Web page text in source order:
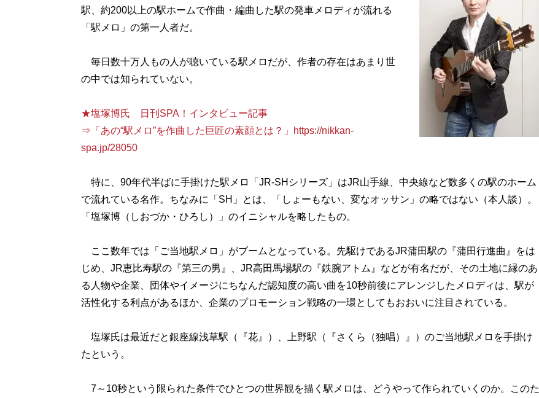
駅、約200以上の駅ホームで作曲・編曲した駅の発車メロディが流れる
「駅メロ」の第一人者だ。
毎日数十万人もの人が聴いている駅メロだが、作者の存在はあまり世
の中では知られていない。
★塩塚博氏 日刊SPA！インタビュー記事
⇒「あの“駅メロ”を作曲した巨匠の素顔とは？」https://nikkan-
spa.jp/28050
特に、90年代半ばに手掛けた駅メロ「JR-SHシリーズ」はJR山手線、中央線など数多くの駅のホーム
で流れている名作。ちなみに「SH」とは、「しょーもない、変なオッサン」の略ではない（本人談）。
「塩塚博（しおづか・ひろし）」のイニシャルを略したもの。
ここ数年では「ご当地駅メロ」がブームとなっている。先駆けであるJR蒲田駅の『蒲田行進曲』をは
じめ、JR恵比寿駅の『第三の男』、JR高田馬場駅の『鉄腕アトム』などが有名だが、その土地に縁のあ
る人物や企業、団体やイメージにちなんだ認知度の高い曲を10秒前後にアレンジしたメロディは、駅が
活性化する利点があるほか、企業のプロモーション戦略の一環としてもおおいに注目されている。
塩塚氏は最近だと銀座線浅草駅（『花』）、上野駅（『さくら（独唱）』）のご当地駅メロを手掛け
たという。
7～10秒という限られた条件でひとつの世界観を描く駅メロは、どうやって作られていくのか。このた